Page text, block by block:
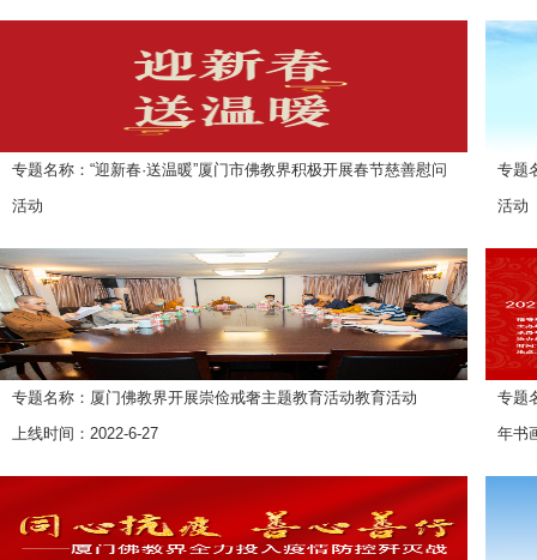
专题名称：“迎新春·送温暖”厦门市佛教界积极开展春节慈善慰问
活动
专题
活动
专题名称：厦门佛教界开展崇俭戒奢主题教育活动教育活动
上线时间：2022-6-27
专题
年书